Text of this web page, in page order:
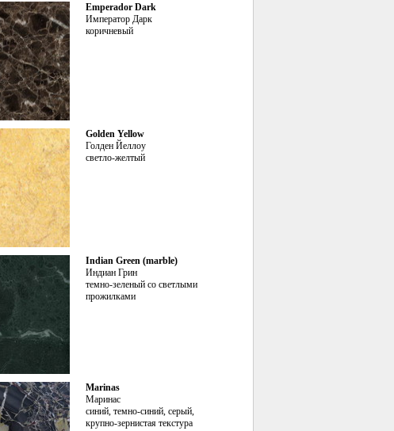
Emperador Dark
Император Дарк
коричневый
Golden Yellow
Голден Йеллоу
светло-желтый
Indian Green (marble)
Индиан Грин
темно-зеленый со светлыми
прожилками
Marinas
Маринас
синий, темно-синий, серый,
крупно-зернистая текстура